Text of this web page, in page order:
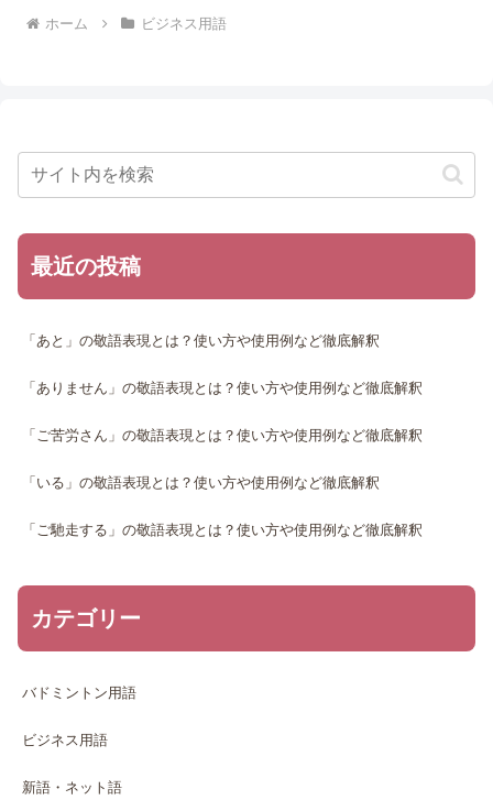
ホーム ビジネス用語
最近の投稿
「あと」の敬語表現とは？使い方や使用例など徹底解釈
「ありません」の敬語表現とは？使い方や使用例など徹底解釈
「ご苦労さん」の敬語表現とは？使い方や使用例など徹底解釈
「いる」の敬語表現とは？使い方や使用例など徹底解釈
「ご馳走する」の敬語表現とは？使い方や使用例など徹底解釈
カテゴリー
バドミントン用語
ビジネス用語
新語・ネット語